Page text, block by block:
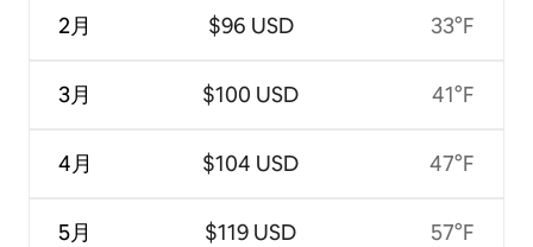
2月
3月
4月
5月
$96 USD
$100 USD
$104 USD
$119 USD
33°F
41°F
47°F
57°F